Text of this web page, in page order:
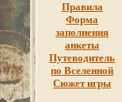
Правила
Форма
заполнения
анкеты
Путеводитель
по Вселенной
Сюжет игры